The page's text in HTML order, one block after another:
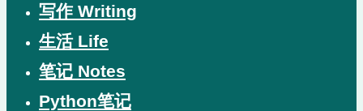
写作 Writing
生活 Life
笔记 Notes
Python笔记